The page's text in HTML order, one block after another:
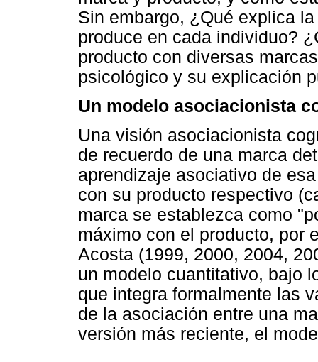
Sin embargo, ¿Qué explica
produce en cada individuo?
producto con diversas
psicológico y su explicación
Un modelo asociacionista
Una visión asociacionista
de recuerdo de una marca
aprendizaje asociativo de
con su producto respectivo
marca se establezca como
máximo con el producto, por
Acosta (1999, 2000, 2004,
un modelo cuantitativo, bajo
que integra formalmente las
de la asociación entre una
versión más reciente, el